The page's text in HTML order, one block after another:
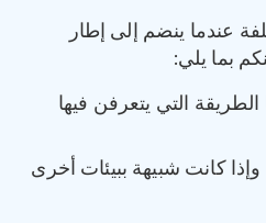
عندما ينضم إلى إطار
بما يلي:
التي يتعرفن فيها
وإذا كانت شبيهة ببيئات أخرى